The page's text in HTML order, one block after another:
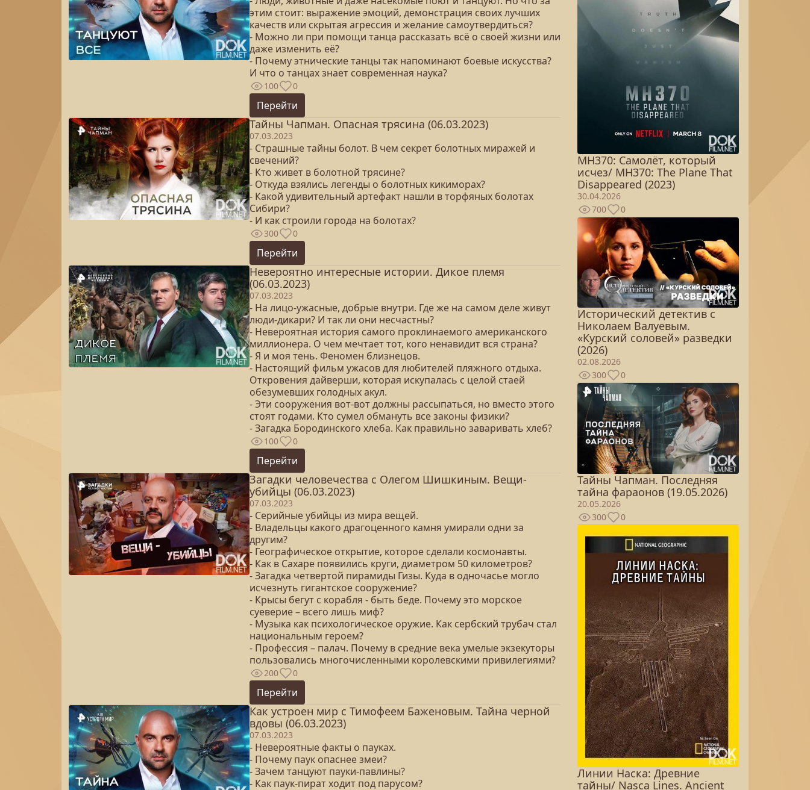
этим стоит: выражение эмоций, демонстрация своих лучших
качеств или скрытая агрессия и желание самоутвердиться?
- Можно ли при помощи танца рассказать всё о своей жизни или
даже изменить её?
- Почему этнические танцы так напоминают боевые искусства?
И что о танцах знает современная наука?
100 0
Перейти
Тайны Чапман. Опасная трясина (06.03.2023)
07.03.2023
- Страшные тайны болот. В чем секрет болотных миражей и
свечений?
- Кто живет в болотной трясине?
- Откуда взялись легенды о болотных кикиморах?
- Какой удивительный артефакт нашли в торфяных болотах
Сибири?
- И как строили города на болотах?
300 0
Перейти
Невероятно интересные истории. Дикое племя
(06.03.2023)
07.03.2023
- На лицо-ужасные, добрые внутри. Где же на самом деле живут
люди-дикари? И так ли они несчастны?
- Невероятная история самого проклинаемого американского
миллионера. О чем мечтает тот, кого ненавидит вся страна?
- Я и моя тень. Феномен близнецов.
- Настоящий фильм ужасов для любителей пляжного отдыха.
Откровения дайверши, которая искупалась с целой стаей
обезумевших голодных акул.
- Эти сооружения вот-вот должны рассыпаться, но вместо этого
стоят годами. Кто сумел обмануть все законы физики?
- Загадка Бородинского хлеба. Как правильно заваривать хлеб?
100 0
Перейти
Загадки человечества с Олегом Шишкиным. Вещи-
убийцы (06.03.2023)
07.03.2023
- Серийные убийцы из мира вещей.
- Владельцы какого драгоценного камня умирали одни за
другим?
- Географическое открытие, которое сделали космонавты.
- Как в Сахаре появились круги, диаметром 50 километров?
- Загадка четвертой пирамиды Гизы. Куда в одночасье могло
исчезнуть гигантское сооружение?
- Крысы бегут с корабля - быть беде. Почему это морское
суеверие – всего лишь миф?
- Музыка как психологическое оружие. Как сербский трубач стал
национальным героем?
- Профессия – палач. Почему в средние века умелые экзекуторы
пользовались многочисленными королевскими привилегиями?
200 0
Перейти
Как устроен мир с Тимофеем Баженовым. Тайна черной
вдовы (06.03.2023)
07.03.2023
- Невероятные факты о пауках.
- Почему паук опаснее змеи?
- Зачем танцуют пауки-павлины?
- Как паук-пират ходит под парусом?
MH370: Самолёт, который
исчез/ MH370: The Plane That
Disappeared (2023)
30.04.2026
700
0
Исторический детектив с
Николаем Валуевым.
«Курский соловей» разведки
(2026)
02.08.2026
300
0
Тайны Чапман. Последняя
тайна фараонов (19.05.2026)
20.05.2026
300
0
Линии Наска: Древние
тайны/ Nasca Lines. Ancient